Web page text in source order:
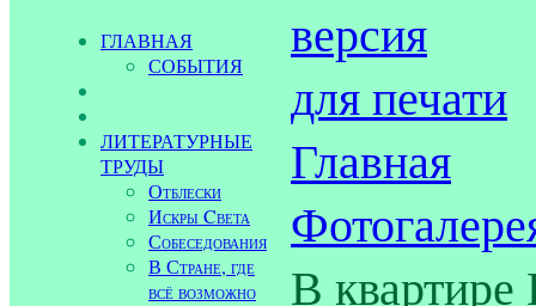
ГЛАВНАЯ
СОБЫТИЯ
ЛИТЕРАТУРНЫЕ
ТРУДЫ
Отблески
Искры Cвета
Собеседования
В Стране, где
всё возможно
версия
для печати
Главная
В